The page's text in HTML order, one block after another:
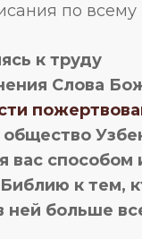
по всему
к труду
Слова
вас способом
к тем,
ней больше